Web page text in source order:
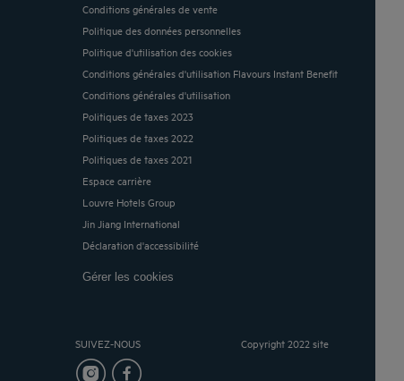
Conditions générales de vente
Politique des données personnelles
Politique d'utilisation des cookies
Conditions générales d'utilisation Flavours Instant Benefit
Conditions générales d'utilisation
Politiques de taxes 2023
Politiques de taxes 2022
Politiques de taxes 2021
Espace carrière
Louvre Hotels Group
Jin Jiang International
Déclaration d'accessibilité
Gérer les cookies
SUIVEZ-NOUS Copyright 2022 site